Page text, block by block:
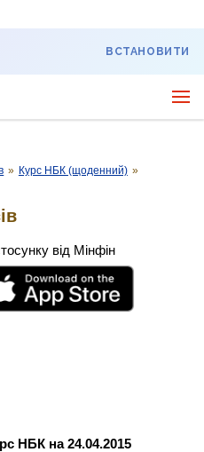
ВСТАНОВИТИ
» Курс НБК (щоденний) »
від Мінфін
НБК на 24.04.2015